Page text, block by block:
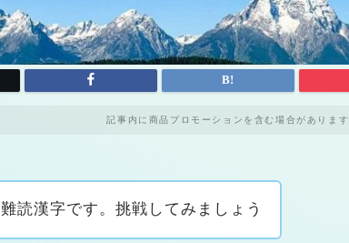
記事内に商品プロモーションを含む場合があります
難読漢字です。挑戦してみましょう